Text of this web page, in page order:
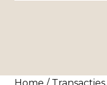
Home / Transacties